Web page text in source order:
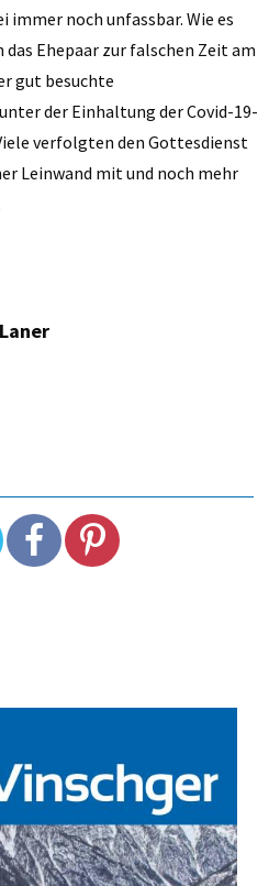
immer noch unfassbar. Wie es
Ehepaar zur falschen Zeit am
gut besuchte
der Einhaltung der Covid-19-
verfolgten den Gottesdienst
Leinwand mit und noch mehr